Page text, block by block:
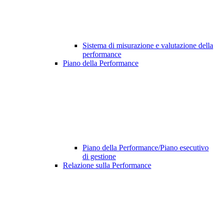
Sistema di misurazione e valutazione della
performance
Piano della Performance
Piano della Performance/Piano esecutivo
di gestione
Relazione sulla Performance